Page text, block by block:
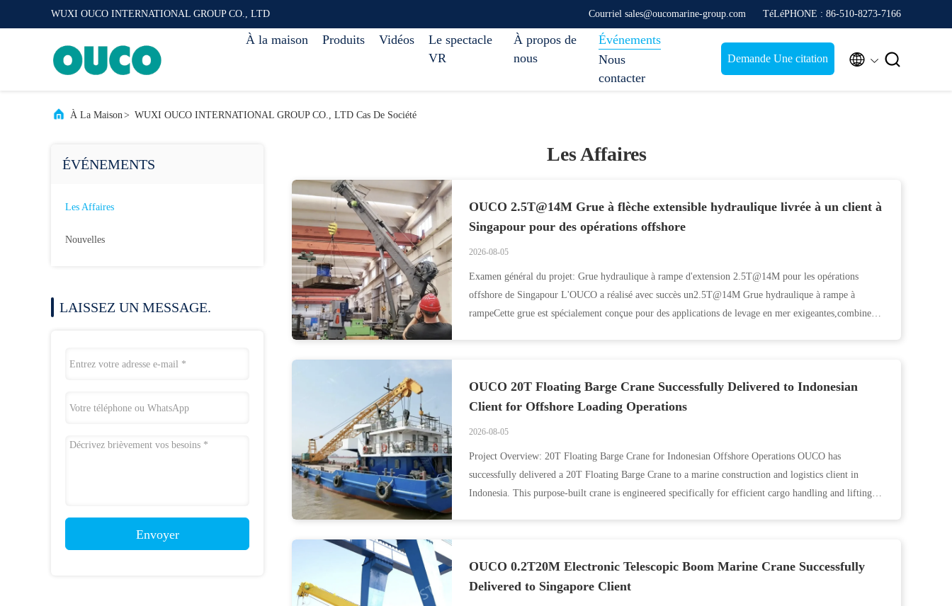
WUXI OUCO INTERNATIONAL GROUP CO., LTD Courriel sales@oucomarine-group.com TéLéPHONE : 86-510-8273-7166
À la maison Produits Vidéos
Le spectacle
VR
À propos de
nous
Événements
Nous
contacter
Demande Une citation  
À La Maison> WUXI OUCO INTERNATIONAL GROUP CO., LTD Cas De Société
ÉVÉNEMENTS
Les Affaires
Nouvelles
LAISSEZ UN MESSAGE.
Envoyer
Les Affaires
OUCO 2.5T@14M Grue à flèche extensible hydraulique livrée à un client à
Singapour pour des opérations offshore
2026-08-05
Examen général du projet: Grue hydraulique à rampe d'extension 2.5T@14M pour les opérations
offshore de Singapour L'OUCO a réalisé avec succès un2.5T@14M Grue hydraulique à rampe à
rampeCette grue est spécialement conçue pour des applications de levage en mer exigeantes,combiner
OUCO 20T Floating Barge Crane Successfully Delivered to Indonesian
Client for Offshore Loading Operations
2026-08-05
Project Overview: 20T Floating Barge Crane for Indonesian Offshore Operations OUCO has
successfully delivered a 20T Floating Barge Crane to a marine construction and logistics client in
Indonesia. This purpose-built crane is engineered specifically for efficient cargo handling and lifting
OUCO 0.2T20M Electronic Telescopic Boom Marine Crane Successfully
Delivered to Singapore Client